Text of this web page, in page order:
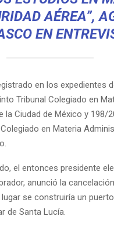
AÉREA”,
EN
en los expedientes
Tribunal Colegiado en
la Ciudad de México y 198/
en Materia
el entonces presidente
anunció la
se construiría un
de Santa Lucía.